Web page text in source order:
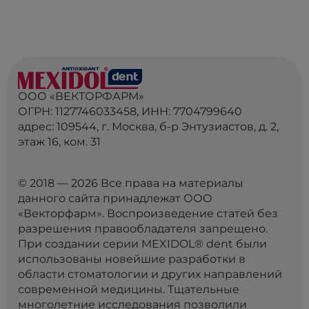
ООО «ВЕКТОРФАРМ»
ОГРН: 1127746033458, ИНН: 7704799640
адрес: 109544, г. Москва, б-р Энтузиастов, д. 2,
этаж 16, ком. 31
© 2018 — 2026 Все права на материалы
данного сайта принадлежат ООО
«Векторфарм». Воспроизведение статей без
разрешения правообладателя запрещено.
При создании серии MEXIDOL® dent были
использованы новейшие разработки в
области стоматологии и других направлений
современной медицины. Тщательные
многолетние исследования позволили